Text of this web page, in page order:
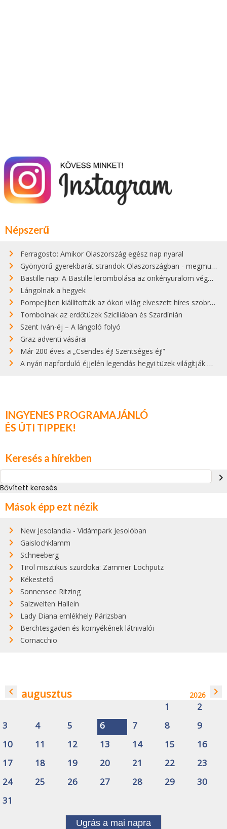
Népszerű
Ferragosto: Amikor Olaszország egész nap nyaral
Gyönyörű gyerekbarát strandok Olaszországban - megmutatjuk a 15 legjobbat
Bastille nap: A Bastille lerombolása az önkényuralom végét jelentette
Lángolnak a hegyek
Pompejiben kiállították az ókori világ elveszett híres szobrának másolatát
Tombolnak az erdőtüzek Szicíliában és Szardínián
Szent Iván-éj – A lángoló folyó
Graz adventi vásárai
Már 200 éves a „Csendes éj! Szentséges éj!”
A nyári napforduló éjjelén legendás hegyi tüzek világítják meg Zugspitzét
INGYENES PROGRAMAJÁNLÓ
ÉS ÚTI TIPPEK!
Keresés a hírekben
navigate_next
Bővített keresés
Mások épp ezt nézik
New Jesolandia - Vidámpark Jesolóban
Gaislochklamm
Schneeberg
Tirol misztikus szurdoka: Zammer Lochputz
Kékestető
Sonnensee Ritzing
Salzwelten Hallein
Lady Diana emlékhely Párizsban
Berchtesgaden és környékének látnivalói
Comacchio
navigate_before augusztus 2026 navigate_next
1
2
3
4 5 6 7 8
9
10
11 12 13 14 15
16
17
18 19 20 21 22
23
24
25 26 27 28 29
30
31
Ugrás a mai napra